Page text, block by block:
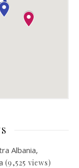
Albania,
(9,525 views)